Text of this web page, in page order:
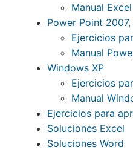
Manual
Power Point
Ejercicios
Manual
Windows XP
Ejercicios
Manual
Ejercicios para
Soluciones Excel
Soluciones Word